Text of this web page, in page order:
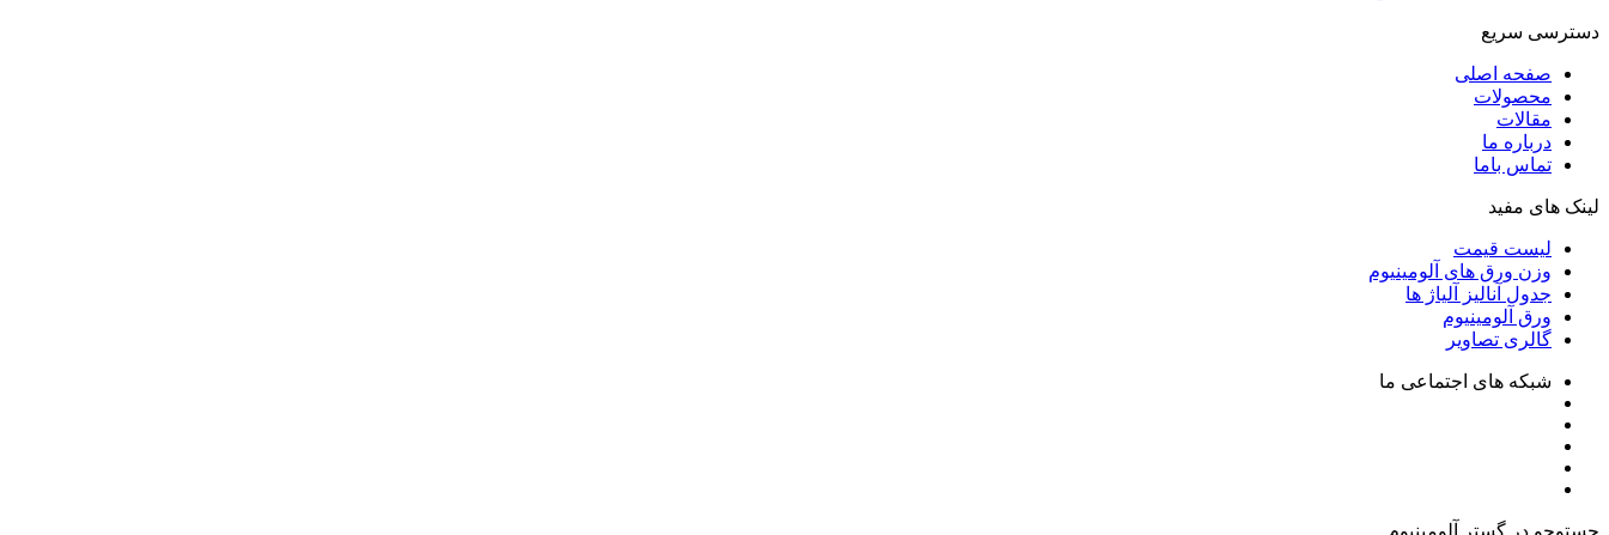
دسترسی سریع
صفحه اصلی
محصولات
مقالات
درباره ما
تماس باما
لینک های مفید
لیست قیمت
وزن ورق های آلومینیوم
جدول آنالیز آلیاژ ها
ورق آلومینیوم
گالری تصاویر
شبکه های اجتماعی ما